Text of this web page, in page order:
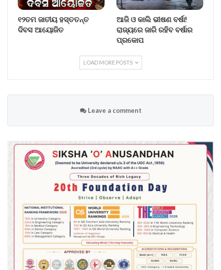
୧୨ତମ ଜାତୀୟ ହସ୍ତତନ୍ତ
ଦିବସ ଆୟୋଜିତ
ଆଜି ଓ କାଲି ଭୀଷଣ ବର୍ଷା!
ରାଜ୍ୟରେ ଜାରି ରହିବ ବର୍ଷାର
ପ୍ରକୋପ
LOAD MORE POSTS
Leave a comment